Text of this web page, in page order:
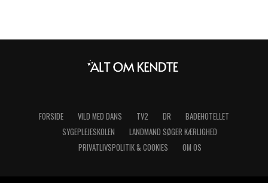
FORSIDE VILD MED DANS TV2 DR
BADEHOTELLET
SYGEPLEJESKOLEN
LANDMAND SØGER KÆRLIGHED
PRIVATLIVSPOLITIK & COOKIES
OM OS